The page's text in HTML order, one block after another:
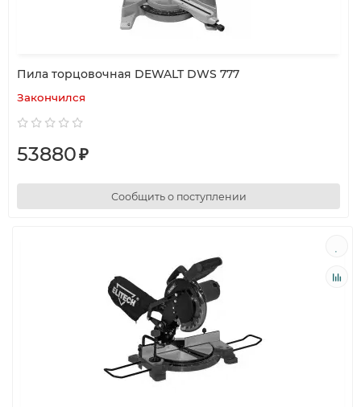
Пила торцовочная DEWALT DWS 777
Закончился
53880₽
Сообщить о поступлении